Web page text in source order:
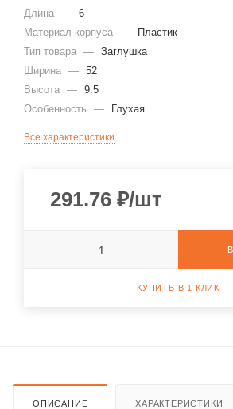
Длина — 6
Материал корпуса —
Пластик
Тип товара — Заглушка
Ширина — 52
Высота — 9.5
Особенность
— Глухая
Все характеристики
291.76 ₽/шт
КУПИТЬ В 1 КЛИК
ОПИСАНИЕ ХАРАКТЕРИСТИКИ